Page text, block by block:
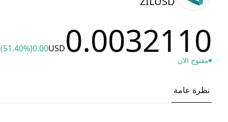
0.0032110
USD
0.00
(51.40%)
مفتوح الان
نظرة عامة